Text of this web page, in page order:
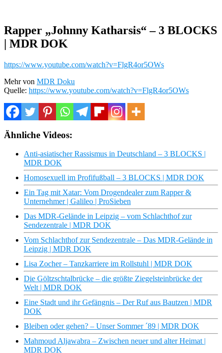
Rapper „Johnny Katharsis“ – 3 BLOCKS
| MDR DOK
https://www.youtube.com/watch?v=FlgR4or5OWs
Mehr von MDR Doku
Quelle: https://www.youtube.com/watch?v=FlgR4or5OWs
Ähnliche Videos:
Anti-asiatischer Rassismus in Deutschland – 3 BLOCKS |
MDR DOK
Homosexuell im Profifußball – 3 BLOCKS | MDR DOK
Ein Tag mit Xatar: Vom Drogendealer zum Rapper &
Unternehmer | Galileo | ProSieben
Das MDR-Gelände in Leipzig – vom Schlachthof zur
Sendezentrale | MDR DOK
Vom Schlachthof zur Sendezentrale – Das MDR-Gelände in
Leipzig | MDR DOK
Lisa Zocher – Tanzkarriere im Rollstuhl | MDR DOK
Die Göltzschtalbrücke – die größte Ziegelsteinbrücke der
Welt | MDR DOK
Eine Stadt und ihr Gefängnis – Der Ruf aus Bautzen | MDR
DOK
Bleiben oder gehen? – Unser Sommer ´89 | MDR DOK
Mahmoud Aljawabra – Zwischen neuer und alter Heimat |
MDR DOK